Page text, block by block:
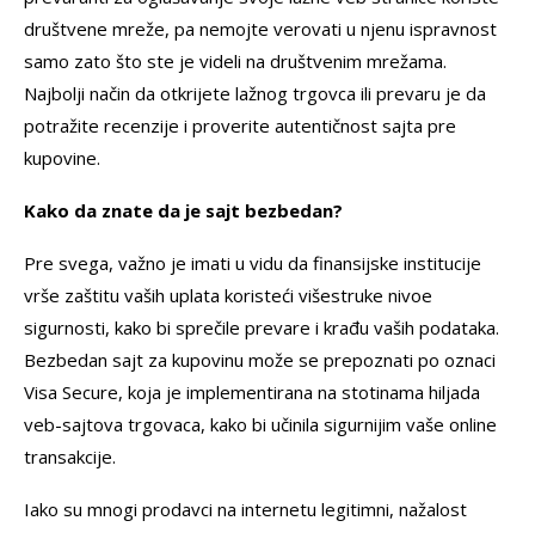
društvene mreže, pa nemojte verovati u njenu ispravnost
samo zato što ste je videli na društvenim mrežama.
Najbolji način da otkrijete lažnog trgovca ili prevaru je da
potražite recenzije i proverite autentičnost sajta pre
kupovine.
Kako da znate da je sajt bezbedan?
Pre svega, važno je imati u vidu da finansijske institucije
vrše zaštitu vaših uplata koristeći višestruke nivoe
sigurnosti, kako bi sprečile prevare i krađu vaših podataka.
Bezbedan sajt za kupovinu može se prepoznati po oznaci
Visa Secure, koja je implementirana na stotinama hiljada
veb-sajtova trgovaca, kako bi učinila sigurnijim vaše online
transakcije.
Iako su mnogi prodavci na internetu legitimni, nažalost